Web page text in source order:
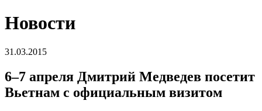
Новости
31.03.2015
6–7 апреля Дмитрий Медведев посетит
Вьетнам с официальным визитом